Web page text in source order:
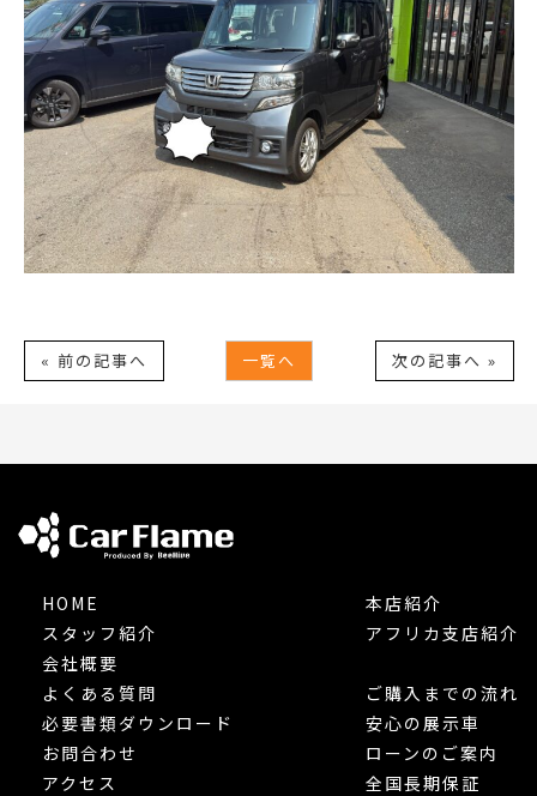
« 前の記事へ 一覧へ 次の記事へ »
HOME
スタッフ紹介
会社概要
本店紹介
アフリカ支店紹介
よくある質問
必要書類ダウンロード
お問合わせ
アクセス
ご購入までの流れ
安心の展示車
ローンのご案内
全国長期保証